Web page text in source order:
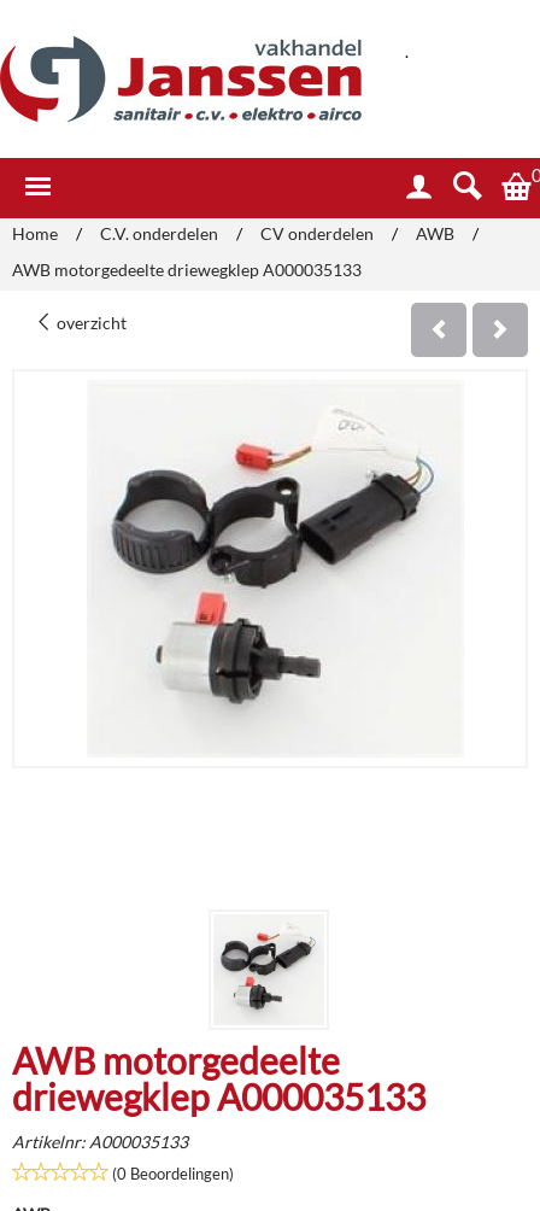
.
Home / C.V. onderdelen / CV onderdelen / AWB
/
AWB motorgedeelte driewegklep A000035133
overzicht
AWB motorgedeelte
driewegklep A000035133
Artikelnr: A000035133
(0 Beoordelingen)